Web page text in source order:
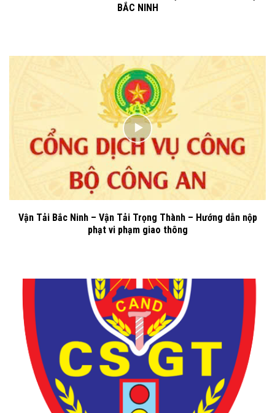
BẮC NINH
Vận Tải Bắc Ninh – Vận Tải Trọng Thành – Hướng dẫn nộp
phạt vi phạm giao thông